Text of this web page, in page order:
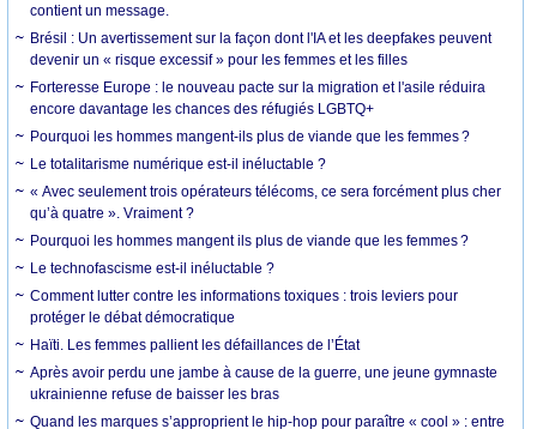
contient un message.
Brésil : Un avertissement sur la façon dont l'IA et les deepfakes peuvent
devenir un « risque excessif » pour les femmes et les filles
Forteresse Europe : le nouveau pacte sur la migration et l'asile réduira
encore davantage les chances des réfugiés LGBTQ+
Pourquoi les hommes mangent-ils plus de viande que les femmes ?
Le totalitarisme numérique est-il inéluctable ?
« Avec seulement trois opérateurs télécoms, ce sera forcément plus cher
qu’à quatre ». Vraiment ?
Pourquoi les hommes mangent ils plus de viande que les femmes ?
Le technofascisme est-il inéluctable ?
Comment lutter contre les informations toxiques : trois leviers pour
protéger le débat démocratique
Haïti. Les femmes pallient les défaillances de l’État
Après avoir perdu une jambe à cause de la guerre, une jeune gymnaste
ukrainienne refuse de baisser les bras
Quand les marques s’approprient le hip-hop pour paraître « cool » : entre